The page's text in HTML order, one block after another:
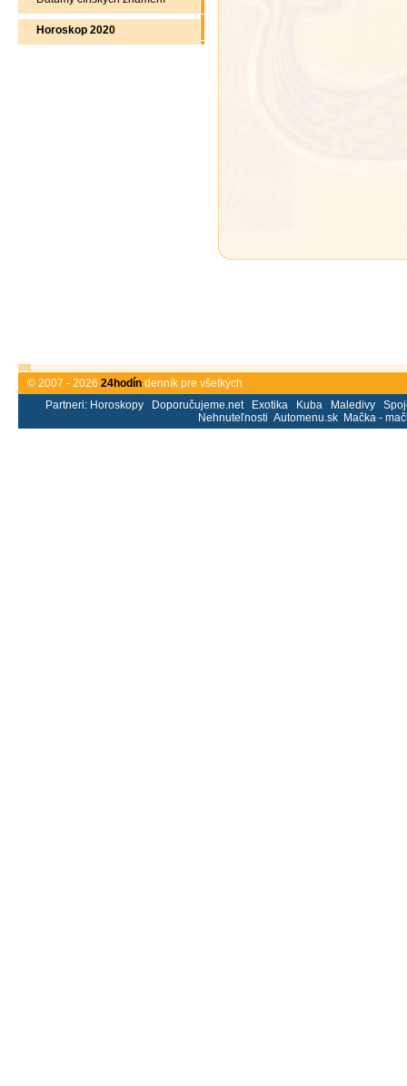
Horoskop 2020
© 2007 - 2026 24hodín denník pre všetkých
Partneri: Horoskopy Doporučujeme.net Exotika Kuba Maledivy
Nehnuteľnosti Automenu.sk Mačka -